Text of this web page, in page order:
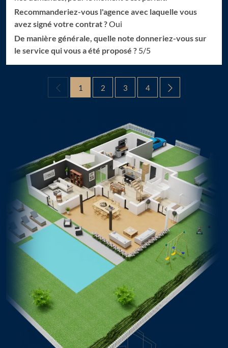
Recommanderiez-vous l'agence avec laquelle vous
avez signé votre contrat ?Oui
De manière générale, quelle note donneriez-vous sur
le service qui vous a été proposé ? 5/5
1 2 3 4